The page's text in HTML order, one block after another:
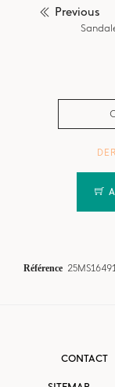
Previous
Référence
CONTACT